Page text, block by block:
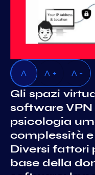
A A + A -
Gli spazi
software
psicologia
complessità
Diversi fattori
base della